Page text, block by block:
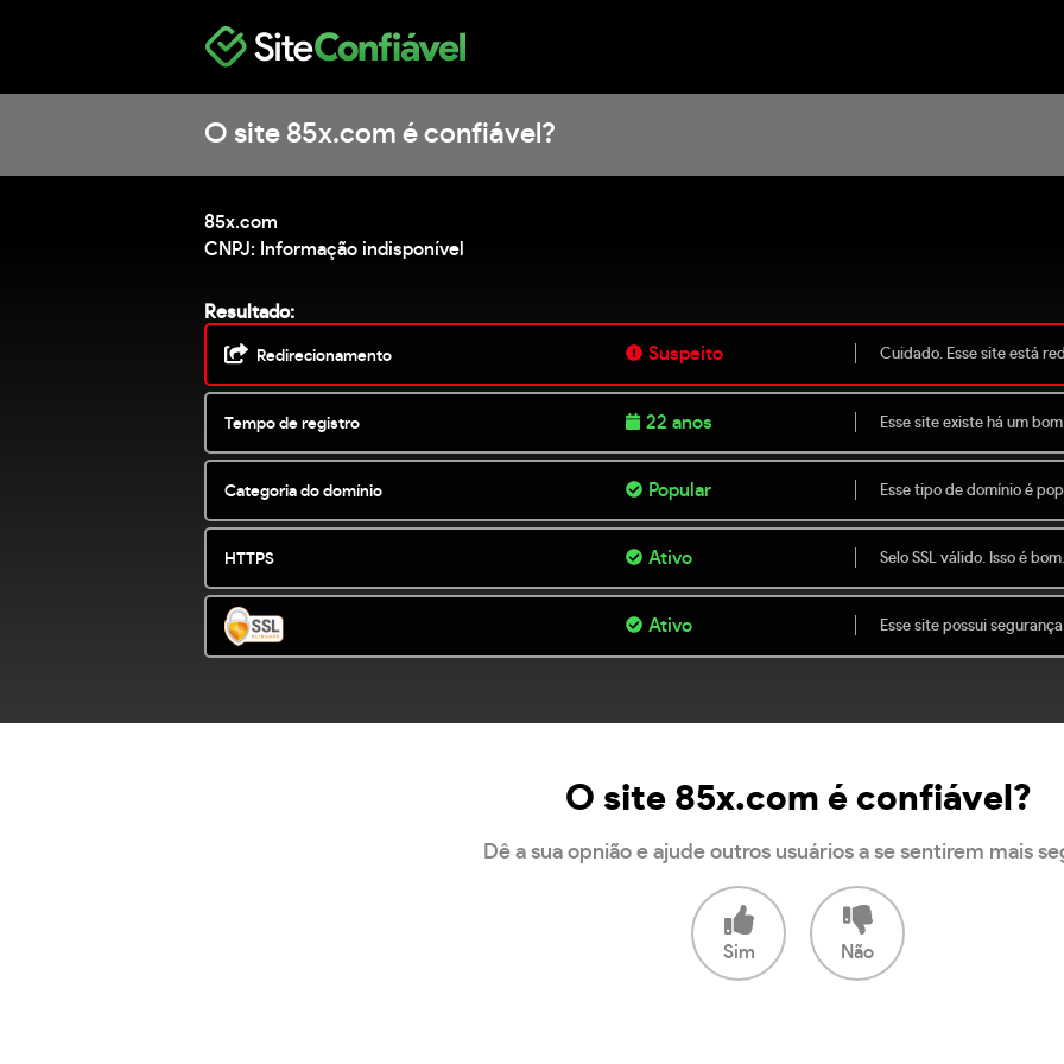
O site 85x.com é confiável?
85x.com
CNPJ: Informação indisponível
Resultado:
Redirecionamento Suspeito Cuidado. Esse site está
Tempo de registro 22 anos Esse site existe há um
Categoria do domínio Popular Esse tipo de domínio é
HTTPS Ativo Selo SSL válido. Isso é bom.
Ativo Esse site possui
O site 85x.com é confiável?
Dê a sua opnião e ajude outros usuários a se sentirem mais
Sim Não